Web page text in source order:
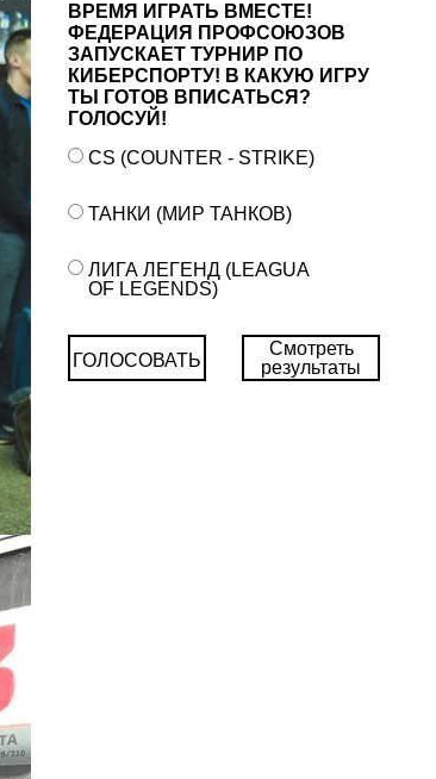
ВРЕМЯ ИГРАТЬ ВМЕСТЕ!
ФЕДЕРАЦИЯ ПРОФСОЮЗОВ
ЗАПУСКАЕТ ТУРНИР ПО
КИБЕРСПОРТУ! В КАКУЮ ИГРУ
ТЫ ГОТОВ ВПИСАТЬСЯ?
ГОЛОСУЙ!
CS (COUNTER - STRIKE)
ТАНКИ (МИР ТАНКОВ)
ЛИГА ЛЕГЕНД (LEAGUA
OF LEGENDS)
ГОЛОСОВАТЬ
Смотреть
результаты